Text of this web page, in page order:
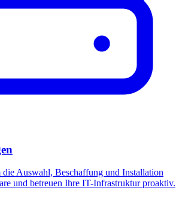
Auswahl, Beschaffung und Installation
und betreuen Ihre IT-Infrastruktur proaktiv.